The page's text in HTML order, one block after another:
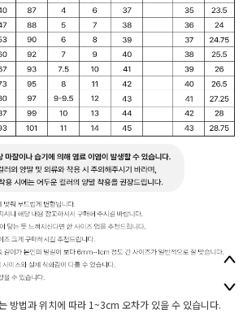
방법과 위치에 따라 1~3cm 오차가 있을 수 있습니다.